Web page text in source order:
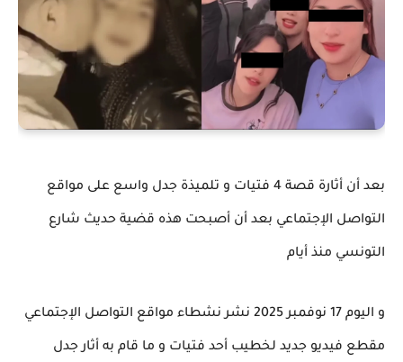
بعد أن أثارة قصة 4 فتيات و تلميذة جدل واسع على مواقع
التواصل الإجتماعي بعد أن أصبحت هذه قضية حديث شارع
التونسي منذ أيام
و اليوم 17 نوفمبر 2025 نشر نشطاء مواقع التواصل الإجتماعي
مقطع فيديو جديد لخطيب أحد فتيات و ما قام به أثار جدل